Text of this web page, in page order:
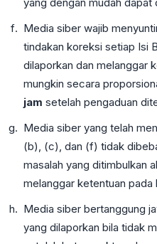
Media siber wajib
tindakan koreksi setiap Isi
dilaporkan dan melanggar
mungkin secara
jam setelah pengaduan
Media siber yang telah
(b), (c), dan (f) tidak
masalah yang ditimbulkan
melanggar ketentuan pada
Media siber bertanggung
yang dilaporkan bila tidak